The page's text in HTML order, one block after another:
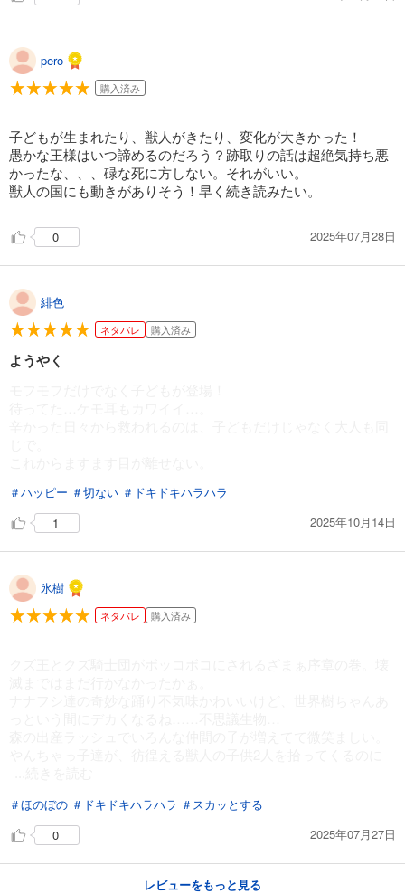
pero
購入済み
子どもが生まれたり、獣人がきたり、変化が大きかった！
愚かな王様はいつ諦めるのだろう？跡取りの話は超絶気持ち悪
かったな、、、碌な死に方しない。それがいい。
獣人の国にも動きがありそう！早く続き読みたい。
0 2025年07月28日
緋色
ネタバレ 購入済み
ようやく
＃ハッピー ＃切ない ＃ドキドキハラハラ
1
2025年10月14日
氷樹
ネタバレ 購入済み
＃ほのぼの ＃ドキドキハラハラ ＃スカッとする
0
2025年07月27日
レビューをもっと見る